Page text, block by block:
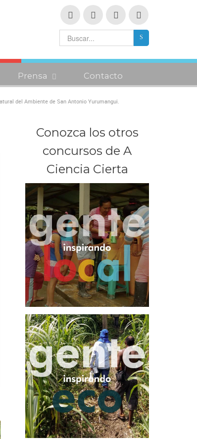
Prensa Contacto
del Ambiente de San Antonio Yurumangui.
Conozca los otros
concursos de A
Ciencia Cierta